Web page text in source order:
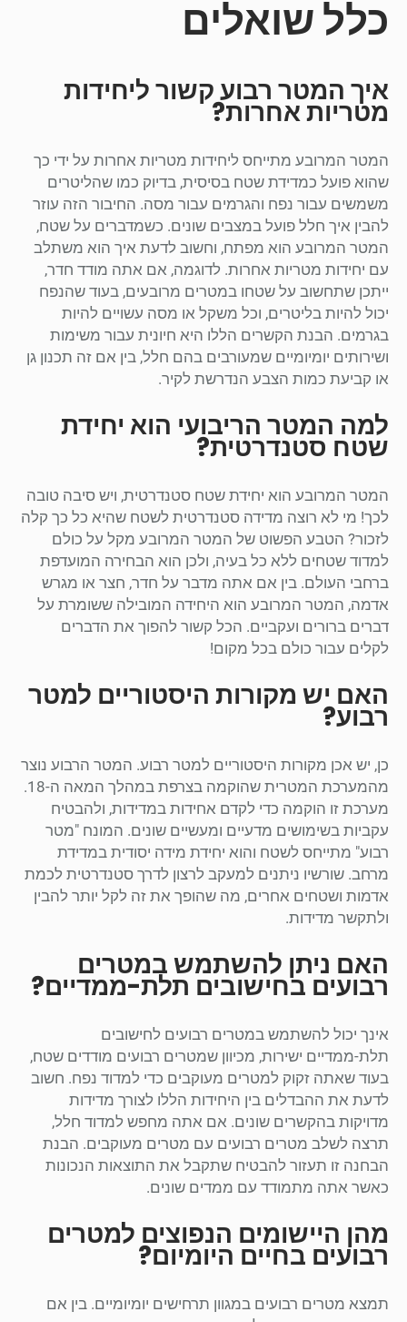
כלל שואלים
איך המטר רבוע קשור ליחידות
מטריות אחרות?
המטר המרובע מתייחס ליחידות מטריות אחרות על ידי כך
שהוא פועל כמדידת שטח בסיסית, בדיוק כמו שהליטרים
משמשים עבור נפח והגרמים עבור מסה. החיבור הזה עוזר
להבין איך חלל פועל במצבים שונים. כשמדברים על שטח,
המטר המרובע הוא מפתח, וחשוב לדעת איך הוא משתלב
עם יחידות מטריות אחרות. לדוגמה, אם אתה מודד חדר,
ייתכן שתחשוב על שטחו במטרים מרובעים, בעוד שהנפח
יכול להיות בליטרים, וכל משקל או מסה עשויים להיות
בגרמים. הבנת הקשרים הללו היא חיונית עבור משימות
ושירותים יומיומיים שמעורבים בהם חלל, בין אם זה תכנון גן
או קביעת כמות הצבע הנדרשת לקיר.
למה המטר הריבועי הוא יחידת
שטח סטנדרטית?
המטר המרובע הוא יחידת שטח סטנדרטית, ויש סיבה טובה
לכך! מי לא רוצה מדידה סטנדרטית לשטח שהיא כל כך קלה
לזכור? הטבע הפשוט של המטר המרובע מקל על כולם
למדוד שטחים ללא כל בעיה, ולכן הוא הבחירה המועדפת
ברחבי העולם. בין אם אתה מדבר על חדר, חצר או מגרש
אדמה, המטר המרובע הוא היחידה המובילה ששומרת על
דברים ברורים ועקביים. הכל קשור להפוך את הדברים
לקלים עבור כולם בכל מקום!
האם יש מקורות היסטוריים למטר
רבוע?
כן, יש אכן מקורות היסטוריים למטר רבוע. המטר הרבוע נוצר
מהמערכת המטרית שהוקמה בצרפת במהלך המאה ה-18.
מערכת זו הוקמה כדי לקדם אחידות במדידות, ולהבטיח
עקביות בשימושים מדעיים ומעשיים שונים. המונח "מטר
רבוע" מתייחס לשטח והוא יחידת מידה יסודית במדידת
מרחב. שורשיו ניתנים למעקב לרצון לדרך סטנדרטית לכמת
אדמות ושטחים אחרים, מה שהופך את זה לקל יותר להבין
ולתקשר מדידות.
האם ניתן להשתמש במטרים
רבועים בחישובים תלת-ממדיים?
אינך יכול להשתמש במטרים רבועים לחישובים
תלת-ממדיים ישירות, מכיוון שמטרים רבועים מודדים שטח,
בעוד שאתה זקוק למטרים מעוקבים כדי למדוד נפח. חשוב
לדעת את ההבדלים בין היחידות הללו לצורך מדידות
מדויקות בהקשרים שונים. אם אתה מחפש למדוד חלל,
תרצה לשלב מטרים רבועים עם מטרים מעוקבים. הבנת
הבחנה זו תעזור להבטיח שתקבל את התוצאות הנכונות
כאשר אתה מתמודד עם ממדים שונים.
מהן היישומים הנפוצים למטרים
רבועים בחיים היומיום?
תמצא מטרים רבועים במגוון תרחישים יומיומיים. בין אם